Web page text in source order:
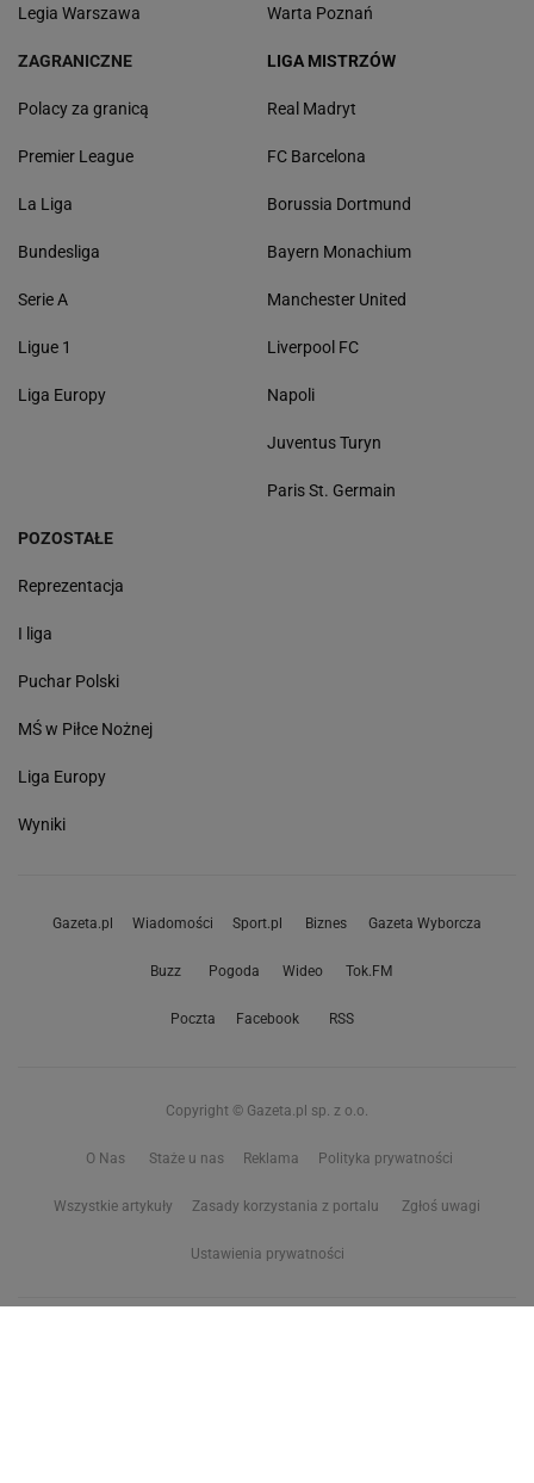
Legia Warszawa Warta Poznań
ZAGRANICZNE
Polacy za granicą
Premier League
La Liga
Bundesliga
Serie A
Ligue 1
Liga Europy
LIGA MISTRZÓW
Real Madryt
FC Barcelona
Borussia Dortmund
Bayern Monachium
Manchester United
Liverpool FC
Napoli
Juventus Turyn
Paris St. Germain
POZOSTAŁE
Reprezentacja
I liga
Puchar Polski
MŚ w Piłce Nożnej
Liga Europy
Wyniki
Gazeta.pl Wiadomości Sport.pl Biznes Gazeta Wyborcza
Buzz Pogoda Wideo Tok.FM
Poczta Facebook RSS
Copyright © Gazeta.pl sp. z o.o.
O Nas Staże u nas Reklama Polityka prywatności
Wszystkie artykuły Zasady korzystania z portalu Zgłoś uwagi
Ustawienia prywatności